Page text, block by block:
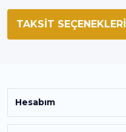
TAKSIT SEÇENEKLERI
Hesabım